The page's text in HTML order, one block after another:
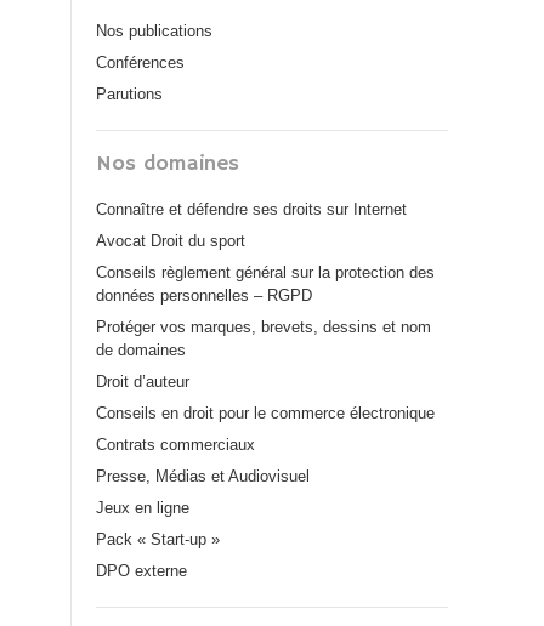
Nos publications
Conférences
Parutions
Nos domaines
Connaître et défendre ses droits sur Internet
Avocat Droit du sport
Conseils règlement général sur la protection des
données personnelles – RGPD
Protéger vos marques, brevets, dessins et nom
de domaines
Droit d’auteur
Conseils en droit pour le commerce électronique
Contrats commerciaux
Presse, Médias et Audiovisuel
Jeux en ligne
Pack « Start-up »
DPO externe